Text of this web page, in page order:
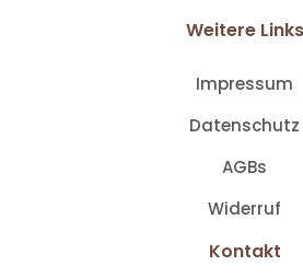
Weitere Links
Impressum
Datenschutz
AGBs
Widerruf
Kontakt